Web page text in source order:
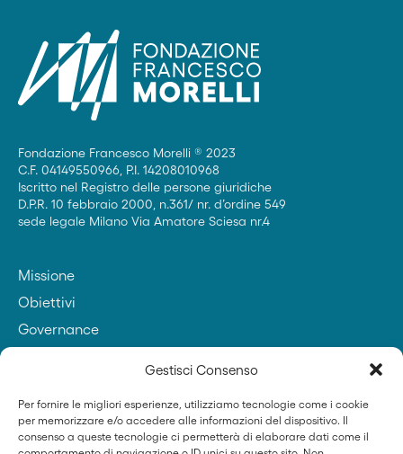
Gestisci Consenso
Per fornire le migliori esperienze, utilizziamo tecnologie come i cookie
per memorizzare e/o accedere alle informazioni del dispositivo. Il
consenso a queste tecnologie ci permetterà di elaborare dati come il
Fondazione Francesco Morelli ® 2023
C.F. 04149550966, P.I. 14208010968
Iscritto nel Registro delle persone giuridiche
D.P.R. 10 febbraio 2000, n.361/ nr. d’ordine 549
sede legale Milano Via Amatore Sciesa nr.4
Missione
Obiettivi
Governance
Fondatore